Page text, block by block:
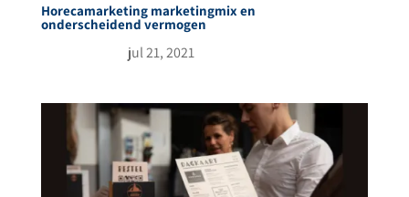
Horecamarketing marketingmix en
onderscheidend vermogen
jul 21, 2021